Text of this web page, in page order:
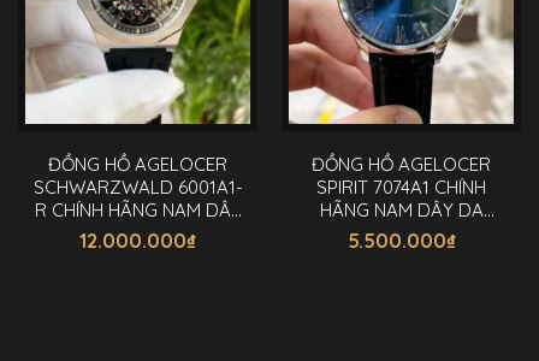
ĐỒNG HỒ AGELOCER
SCHWARZWALD 6001A1-
R CHÍNH HÃNG NAM DÂY
CAO SU 41,5MM
12.000.000₫
ĐỒNG HỒ AGELOCER
SPIRIT 7074A1 CHÍNH
HÃNG NAM DÂY DA
40MM
5.500.000₫